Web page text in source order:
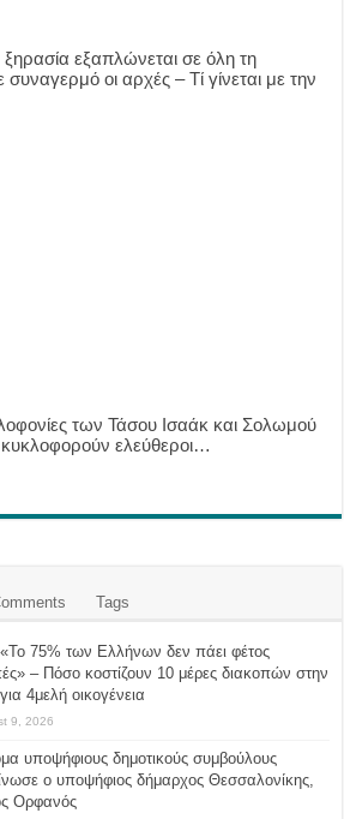
εξαπλώνεται σε όλη τη
οι αρχές – Τί γίνεται με την
των Τάσου Ισαάκ και Σολωμού
ελεύθεροι…
Tags
75% των Ελλήνων δεν πάει φέτος
– Πόσο κοστίζουν 10 μέρες διακοπών στην
4μελή οικογένεια
9, 2026
υποψήφιους δημοτικούς συμβούλους
ο υποψήφιος δήμαρχος Θεσσαλονίκης,
Ορφανός